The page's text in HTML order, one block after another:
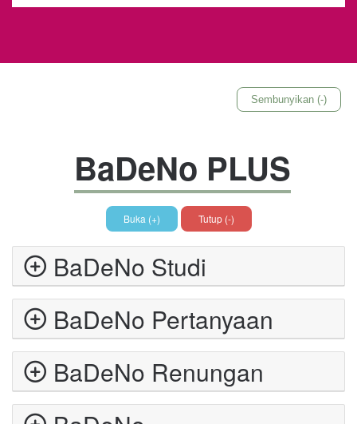
Sembunyikan (-)
BaDeNo PLUS
Buka (+) Tutup (-)
BaDeNo Studi
BaDeNo Pertanyaan
BaDeNo Renungan